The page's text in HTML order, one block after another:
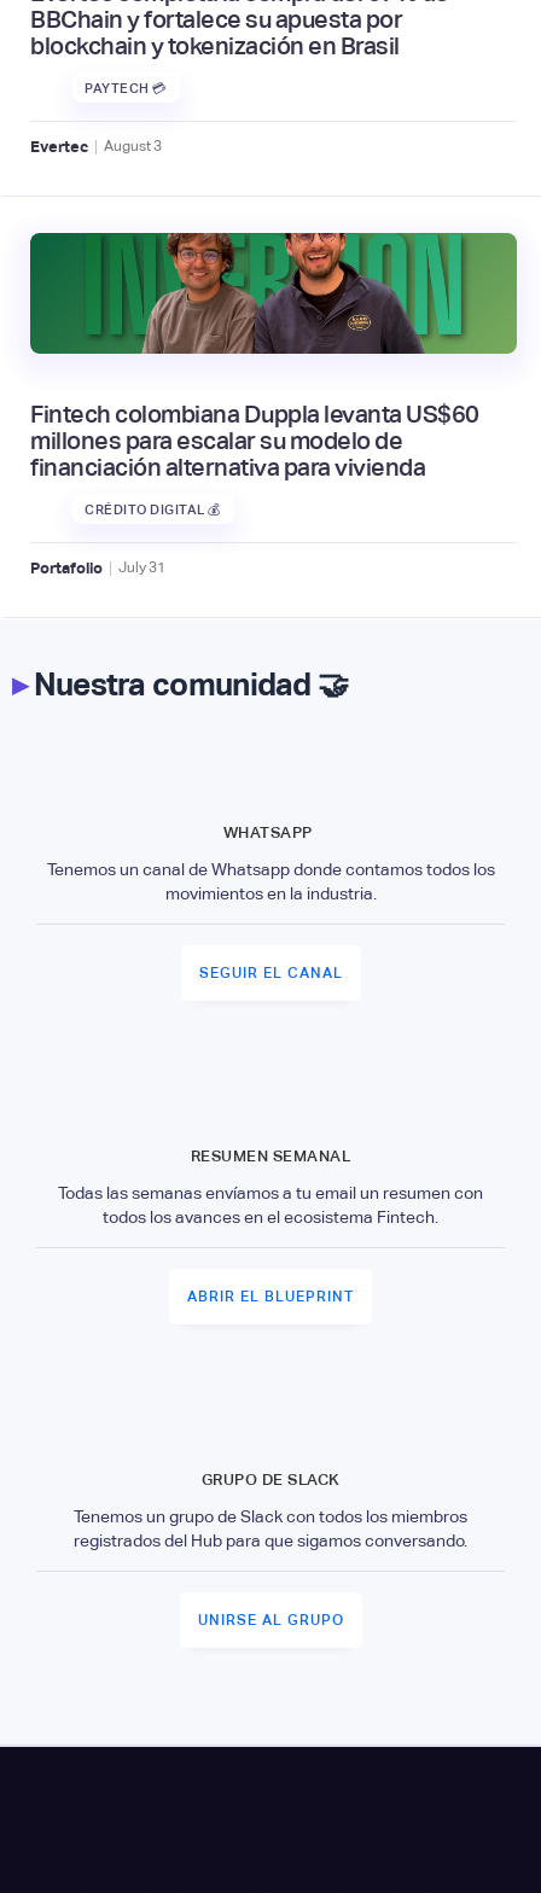
BBChain y fortalece su apuesta por
blockchain y tokenización en Brasil
PAYTECH 💳
Evertec | August3
Fintech colombiana Duppla levanta US$60
millones para escalar su modelo de
financiación alternativa para vivienda
CRÉDITO DIGITAL 💰
Portafolio | July31
▸Nuestra comunidad 🤝
WHATSAPP
Tenemos un canal de Whatsapp donde contamos todos los
movimientos en la industria.
SEGUIR EL CANAL
RESUMEN SEMANAL
Todas las semanas envíamos a tu email un resumen con
todos los avances en el ecosistema Fintech.
ABRIR EL BLUEPRINT
GRUPO DE SLACK
Tenemos un grupo de Slack con todos los miembros
registrados del Hub para que sigamos conversando.
UNIRSE AL GRUPO